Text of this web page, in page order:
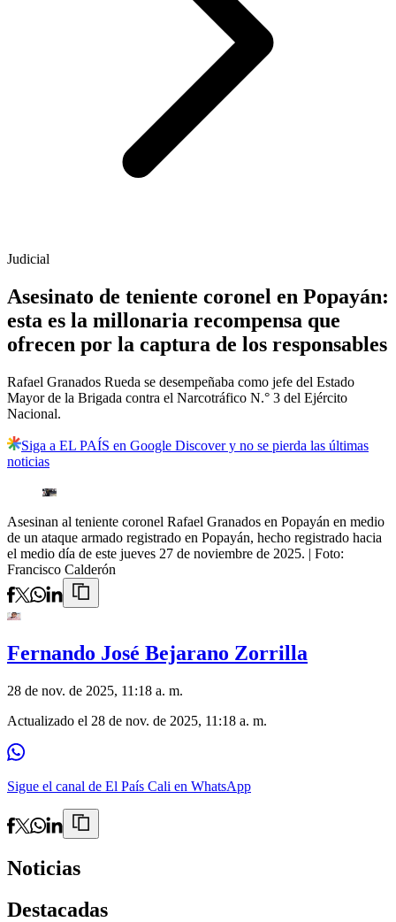
Judicial
Asesinato de teniente coronel en Popayán:
esta es la millonaria recompensa que
ofrecen por la captura de los responsables
Rafael Granados Rueda se desempeñaba como jefe del Estado
Mayor de la Brigada contra el Narcotráfico N.° 3 del Ejército
Nacional.
Siga a EL PAÍS en Google Discover y no se pierda las últimas
noticias
Asesinan al teniente coronel Rafael Granados en Popayán en medio
de un ataque armado registrado en Popayán, hecho registrado hacia
el medio día de este jueves 27 de noviembre de 2025. | Foto:
Francisco Calderón
Fernando José Bejarano Zorrilla
28 de nov. de 2025, 11:18 a. m.
Actualizado el 28 de nov. de 2025, 11:18 a. m.
Sigue el canal de El País Cali en WhatsApp
Noticias
Destacadas